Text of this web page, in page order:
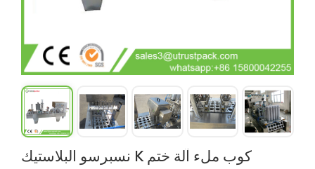
نسبرسو البلاستيك K كوب ملء آلة ختم